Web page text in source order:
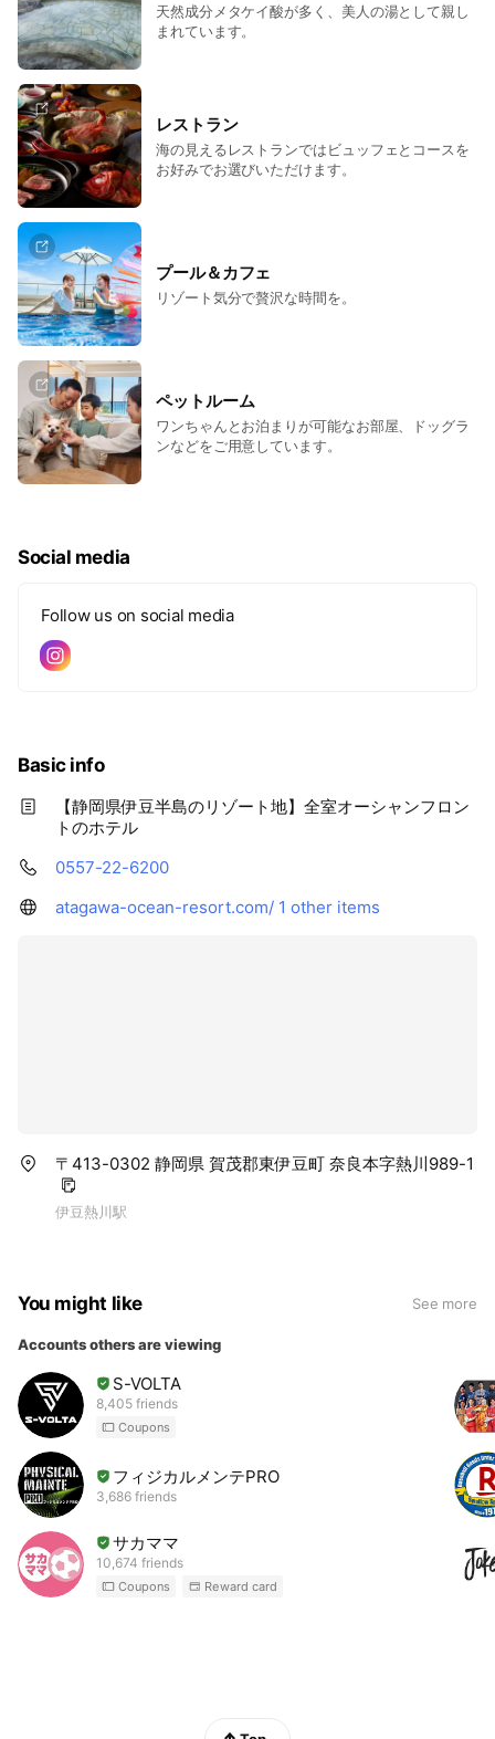
天然成分メタケイ酸が多く、美人の湯として親し
まれています。
レストラン
海の見えるレストランではビュッフェとコースを
お好みでお選びいただけます。
プール＆カフェ
リゾート気分で贅沢な時間を。
ペットルーム
ワンちゃんとお泊まりが可能なお部屋、ドッグラ
ンなどをご用意しています。
Social media
Follow us on social media
Basic info
【静岡県伊豆半島のリゾート地】全室オーシャンフロン
トのホテル
0557-22-6200
atagawa-ocean-resort.com/ 1 other items
〒413-0302 静岡県 賀茂郡東伊豆町 奈良本字熱川989-1
伊豆熱川駅
You might like See more
Accounts others are viewing
S-VOLTA
8,405 friends
Coupons
フィジカルメンテPRO
3,686 friends
サカママ
10,674 friends
Coupons Reward card